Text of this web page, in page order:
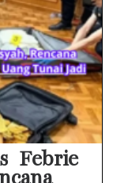
Febrie